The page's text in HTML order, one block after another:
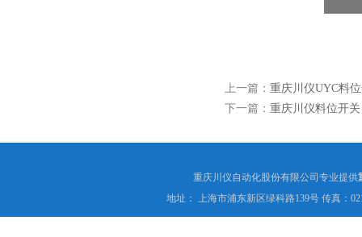
上一篇： 重庆川仪UYC料
下一篇： 重庆川仪料位开关
重庆川仪自动化股份有限公司专业提供
地址： 上海市浦东新区绿科路139号 传真：